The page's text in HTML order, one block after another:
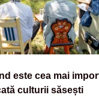
este cea mai
culturii săsești